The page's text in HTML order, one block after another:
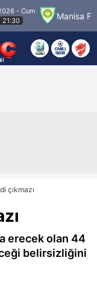
Cum
Manisa FK
çıkmazı
erecek olan 44
belirsizliğini